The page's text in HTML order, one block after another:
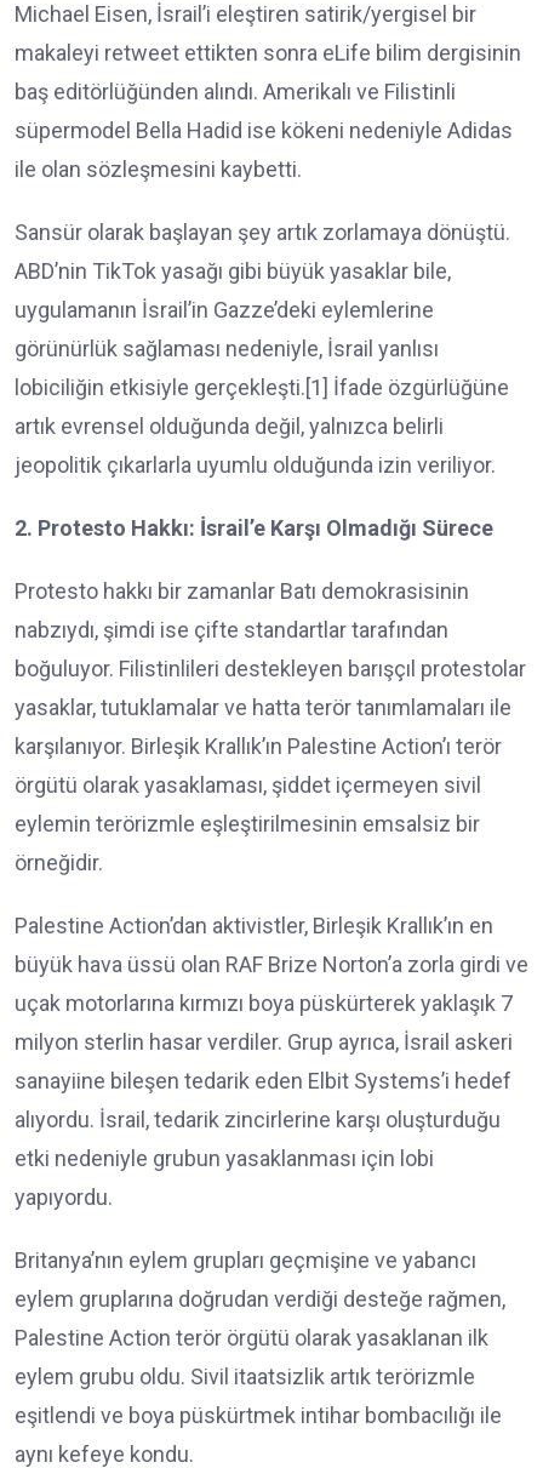
Michael Eisen, İsrail’i eleştiren satirik/yergisel bir
makaleyi retweet ettikten sonra eLife bilim dergisinin
baş editörlüğünden alındı. Amerikalı ve Filistinli
süpermodel Bella Hadid ise kökeni nedeniyle Adidas
ile olan sözleşmesini kaybetti.
Sansür olarak başlayan şey artık zorlamaya dönüştü.
ABD’nin TikTok yasağı gibi büyük yasaklar bile,
uygulamanın İsrail’in Gazze’deki eylemlerine
görünürlük sağlaması nedeniyle, İsrail yanlısı
lobiciliğin etkisiyle gerçekleşti.[1] İfade özgürlüğüne
artık evrensel olduğunda değil, yalnızca belirli
jeopolitik çıkarlarla uyumlu olduğunda izin veriliyor.
2. Protesto Hakkı: İsrail’e Karşı Olmadığı Sürece
Protesto hakkı bir zamanlar Batı demokrasisinin
nabzıydı, şimdi ise çifte standartlar tarafından
boğuluyor. Filistinlileri destekleyen barışçıl protestolar
yasaklar, tutuklamalar ve hatta terör tanımlamaları ile
karşılanıyor. Birleşik Krallık’ın Palestine Action’ı terör
örgütü olarak yasaklaması, şiddet içermeyen sivil
eylemin terörizmle eşleştirilmesinin emsalsiz bir
örneğidir.
Palestine Action’dan aktivistler, Birleşik Krallık’ın en
büyük hava üssü olan RAF Brize Norton’a zorla girdi ve
uçak motorlarına kırmızı boya püskürterek yaklaşık 7
milyon sterlin hasar verdiler. Grup ayrıca, İsrail askeri
sanayiine bileşen tedarik eden Elbit Systems’i hedef
alıyordu. İsrail, tedarik zincirlerine karşı oluşturduğu
etki nedeniyle grubun yasaklanması için lobi
yapıyordu.
Britanya’nın eylem grupları geçmişine ve yabancı
eylem gruplarına doğrudan verdiği desteğe rağmen,
Palestine Action terör örgütü olarak yasaklanan ilk
eylem grubu oldu. Sivil itaatsizlik artık terörizmle
eşitlendi ve boya püskürtmek intihar bombacılığı ile
aynı kefeye kondu.